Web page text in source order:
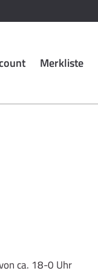
Merkliste
ca. 18-0 Uhr